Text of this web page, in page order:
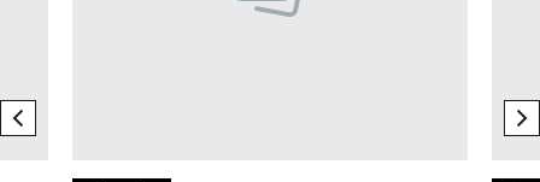
previous element